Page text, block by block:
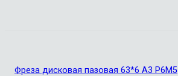
Фреза дисковая пазовая 63*6 А3 Р6М5